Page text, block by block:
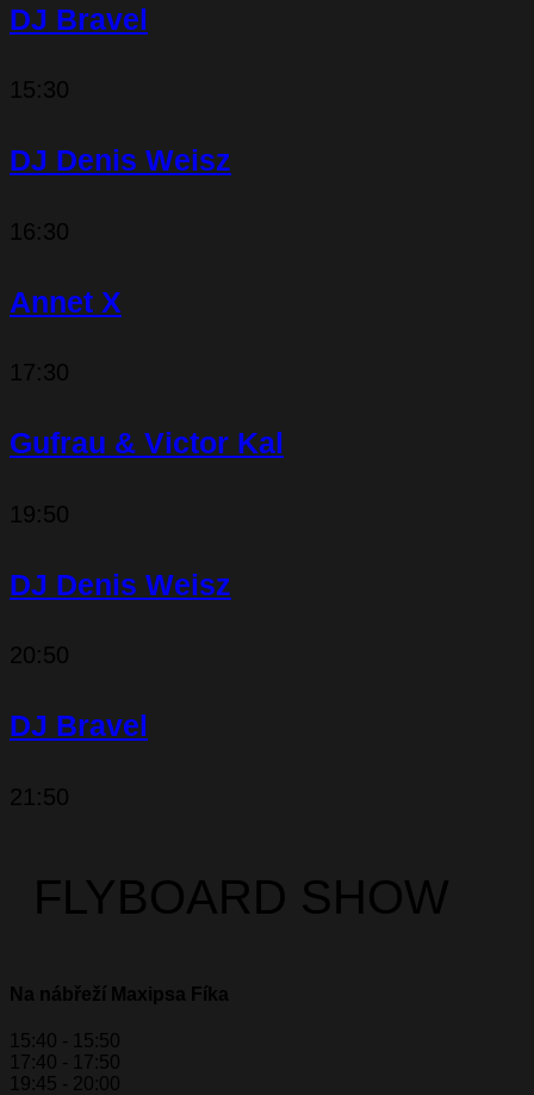
DJ Bravel
15:30
DJ Denis Weisz
16:30
Annet X
17:30
Gufrau & Victor Kal
19:50
DJ Denis Weisz
20:50
DJ Bravel
21:50
FLYBOARD SHOW
Na nábřeží Maxipsa Fíka
15:40 - 15:50
17:40 - 17:50
19:45 - 20:00